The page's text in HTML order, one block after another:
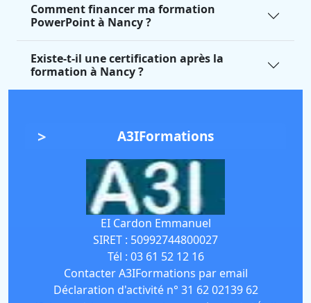
Comment financer ma formation
PowerPoint à Nancy ?
Existe-t-il une certification après la
formation à Nancy ?
A3IFormations
EI Cardon Emmanuel
SIRET : 50992744800027
Tél : 03 61 52 12 16
Contacter A3IFormations par email
Déclaration d'activité n° 31 62 02139 62